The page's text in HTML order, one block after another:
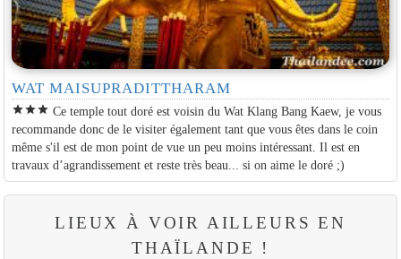
WAT MAISUPRADITTHARAM
starstarstar Ce temple tout doré est voisin du Wat Klang Bang Kaew, je vous
recommande donc de le visiter également tant que vous êtes dans le coin
même s'il est de mon point de vue un peu moins intéressant. Il est en
travaux d’agrandissement et reste très beau... si on aime le doré ;)
LIEUX À VOIR AILLEURS EN
THAÏLANDE !